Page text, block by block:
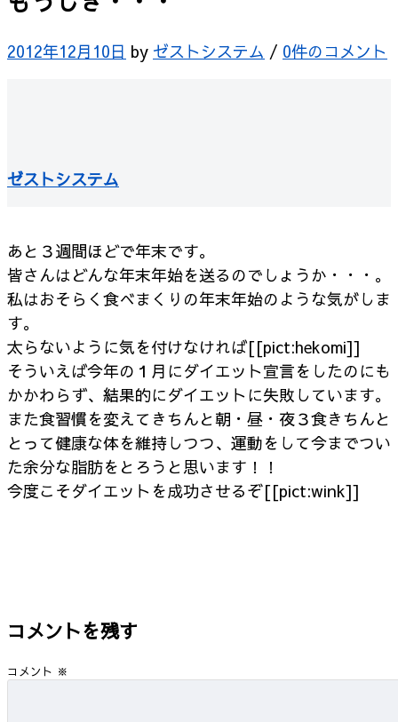
2012年12月10日 by ゼストシステム / 0件のコメント
ゼストシステム
あと３週間ほどで年末です。
皆さんはどんな年末年始を送るのでしょうか・・・。
私はおそらく食べまくりの年末年始のような気がしま
す。
太らないように気を付けなければ[[pict:hekomi]]
そういえば今年の１月にダイエット宣言をしたのにも
かかわらず、結果的にダイエットに失敗しています。
また食習慣を変えてきちんと朝・昼・夜３食きちんと
とって健康な体を維持しつつ、運動をして今までつい
た余分な脂肪をとろうと思います！！
今度こそダイエットを成功させるぞ[[pict:wink]]
コメントを残す
コメント ※